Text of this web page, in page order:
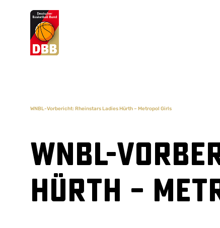
Suchvorschläge
WNBL-Vorbericht: Rheinstars Ladies Hürth – Metropol Girls
WNBL-
Hürth –